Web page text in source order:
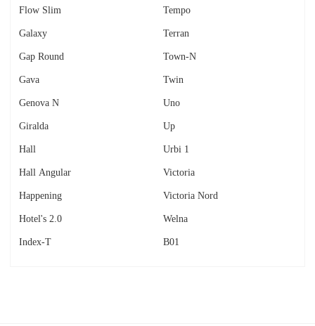
Flow Slim
Galaxy
Gap Round
Gava
Genova N
Giralda
Hall
Hall Angular
Happening
Hotel's 2.0
Index-T
Tempo
Terran
Town-N
Twin
Uno
Up
Urbi 1
Victoria
Victoria Nord
Welna
В01